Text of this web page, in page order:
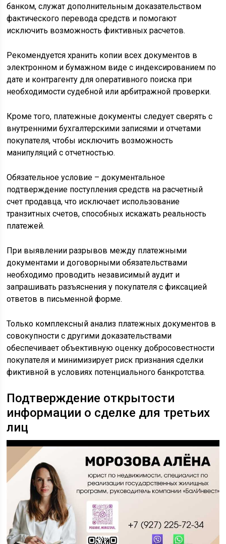
банком, служат дополнительным доказательством
фактического перевода средств и помогают
исключить возможность фиктивных расчетов.
Рекомендуется хранить копии всех документов в
электронном и бумажном виде с индексированием по
дате и контрагенту для оперативного поиска при
необходимости судебной или арбитражной проверки.
Кроме того, платежные документы следует сверять с
внутренними бухгалтерскими записями и отчетами
покупателя, чтобы исключить возможность
манипуляций с отчетностью.
Обязательное условие – документальное
подтверждение поступления средств на расчетный
счет продавца, что исключает использование
транзитных счетов, способных искажать реальность
платежей.
При выявлении разрывов между платежными
документами и договорными обязательствами
необходимо проводить независимый аудит и
запрашивать разъяснения у покупателя с фиксацией
ответов в письменной форме.
Только комплексный анализ платежных документов в
совокупности с другими доказательствами
обеспечивает объективную оценку добросовестности
покупателя и минимизирует риск признания сделки
фиктивной в условиях потенциального банкротства.
Подтверждение открытости
информации о сделке для третьих
лиц